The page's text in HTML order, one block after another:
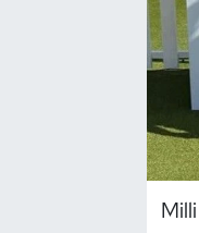
Dans Sporları
Dövüş Sanatı